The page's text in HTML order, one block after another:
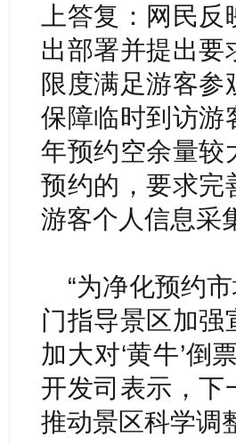
上答复：网民
出部署并提出要
限度满足游客参
保障临时到访游
年预约空余量较
预约的，要求完
游客个人信息采
“为净化预约
门指导景区加强
加大对‘黄牛’倒
开发司表示，下
推动景区科学调